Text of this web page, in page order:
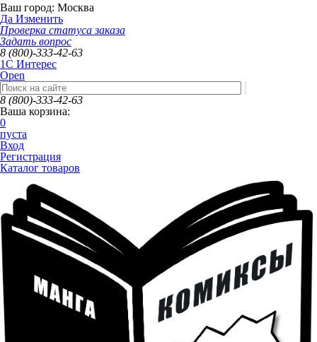
Ваш город: Москва
Да Изменить
Проверка статуса заказа
Задать вопрос
8 (800)-333-42-63
1C Интерес
Open
8 (800)-333-42-63
Ваша корзина:
0
пуста
Вход
Регистрация
Каталог товаров